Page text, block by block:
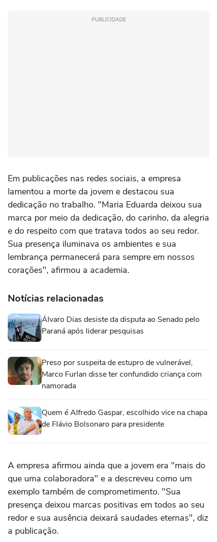
PUBLICIDADE
Em publicações nas redes sociais, a empresa
lamentou a morte da jovem e destacou sua
dedicação no trabalho. "Maria Eduarda deixou sua
marca por meio da dedicação, do carinho, da alegria
e do respeito com que tratava todos ao seu redor.
Sua presença iluminava os ambientes e sua
lembrança permanecerá para sempre em nossos
corações", afirmou a academia.
Notícias relacionadas
Álvaro Dias desiste da disputa ao Senado pelo
Paraná após liderar pesquisas
Preso por suspeita de estupro de vulnerável,
Marco Furlan disse ter confundido criança com
namorada
Quem é Alfredo Gaspar, escolhido vice na chapa
de Flávio Bolsonaro para presidente
A empresa afirmou ainda que a jovem era "mais do
que uma colaboradora" e a descreveu como um
exemplo também de comprometimento. "Sua
presença deixou marcas positivas em todos ao seu
redor e sua ausência deixará saudades eternas", diz
a publicação.